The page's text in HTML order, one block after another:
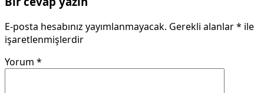
E-posta hesabınız yayımlanmayacak. Gerekli alanlar* ile
işaretlenmişlerdir
Yorum *